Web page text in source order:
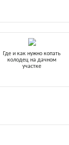
Где и как нужно копать
колодец на дачном
участке